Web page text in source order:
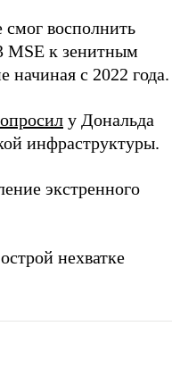
восполнить
MSE к зенитным
начиная с 2022 года.
у Дональда
инфраструктуры.
экстренного
нехватке